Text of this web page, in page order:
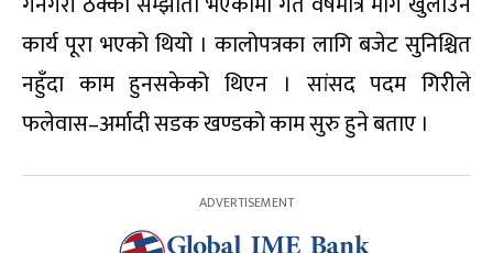
कार्य पूरा भएको थियो । कालोपत्रका लागि बजेट सुनिश्चित
नहुँदा काम हुनसकेको थिएन । सांसद पदम गिरीले
फलेवास–अर्मादी सडक खण्डको काम सुरु हुने बताए ।